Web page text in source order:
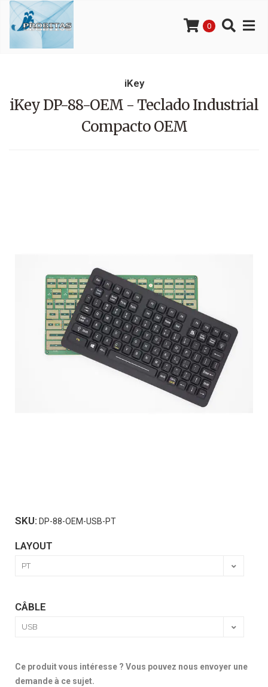
0
iKey
iKey DP-88-OEM - Teclado Industrial
Compacto OEM
SKU: DP-88-OEM-USB-PT
LAYOUT
CÂBLE
Ce produit vous intéresse ? Vous pouvez nous envoyer une
demande à ce sujet.